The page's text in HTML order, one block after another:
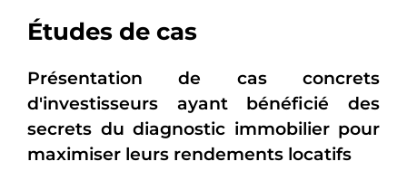
Études de cas
Présentation de cas concrets
d'investisseurs ayant bénéficié des
secrets du diagnostic immobilier pour
maximiser leurs rendements locatifs